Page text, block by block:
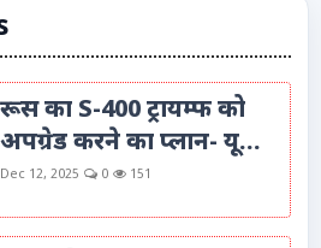
रूस का S-400 ट्रायम्फ को
अपग्रेड करने का प्लान- यू...
Dec 12, 2025 0 151